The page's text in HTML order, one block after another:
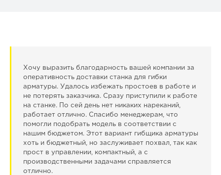
Хочу выразить благодарность вашей компании за
оперативность доставки станка для гибки
арматуры. Удалось избежать простоев в работе и
не потерять заказчика. Сразу приступили к работе
на станке. По сей день нет никаких нареканий,
работает отлично. Спасибо менеджерам, что
помогли подобрать модель в соответствии с
нашим бюджетом. Этот вариант гибщика арматуры
хоть и бюджетный, но заслуживает похвал, так как
прост в управлении, компактный, а с
производственными задачами справляется
отлично.